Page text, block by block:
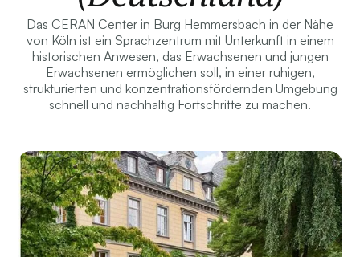
Das CERAN Center in Burg Hemmersbach in der Nähe
von Köln ist ein Sprachzentrum mit Unterkunft in einem
historischen Anwesen, das Erwachsenen und jungen
Erwachsenen ermöglichen soll, in einer ruhigen,
strukturierten und konzentrationsfördernden Umgebung
schnell und nachhaltig Fortschritte zu machen.